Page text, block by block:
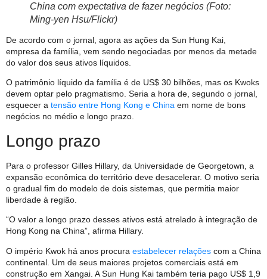
China com expectativa de fazer negócios (Foto:
Ming-yen Hsu/Flickr)
De acordo com o jornal, agora as ações da Sun Hung Kai,
empresa da família, vem sendo negociadas por menos da metade
do valor dos seus ativos líquidos.
O patrimônio líquido da família é de US$ 30 bilhões, mas os Kwoks
devem optar pelo pragmatismo. Seria a hora de, segundo o jornal,
esquecer a tensão entre Hong Kong e China em nome de bons
negócios no médio e longo prazo.
Longo prazo
Para o professor Gilles Hillary, da Universidade de Georgetown, a
expansão econômica do território deve desacelerar. O motivo seria
o gradual fim do modelo de dois sistemas, que permitia maior
liberdade à região.
“O valor a longo prazo desses ativos está atrelado à integração de
Hong Kong na China”, afirma Hillary.
O império Kwok há anos procura estabelecer relações com a China
continental. Um de seus maiores projetos comerciais está em
construção em Xangai. A Sun Hung Kai também teria pago US$ 1,9